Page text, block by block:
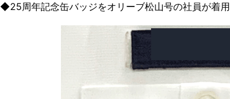
◆25周年記念缶バッジをオリーブ松山号の社員が着用